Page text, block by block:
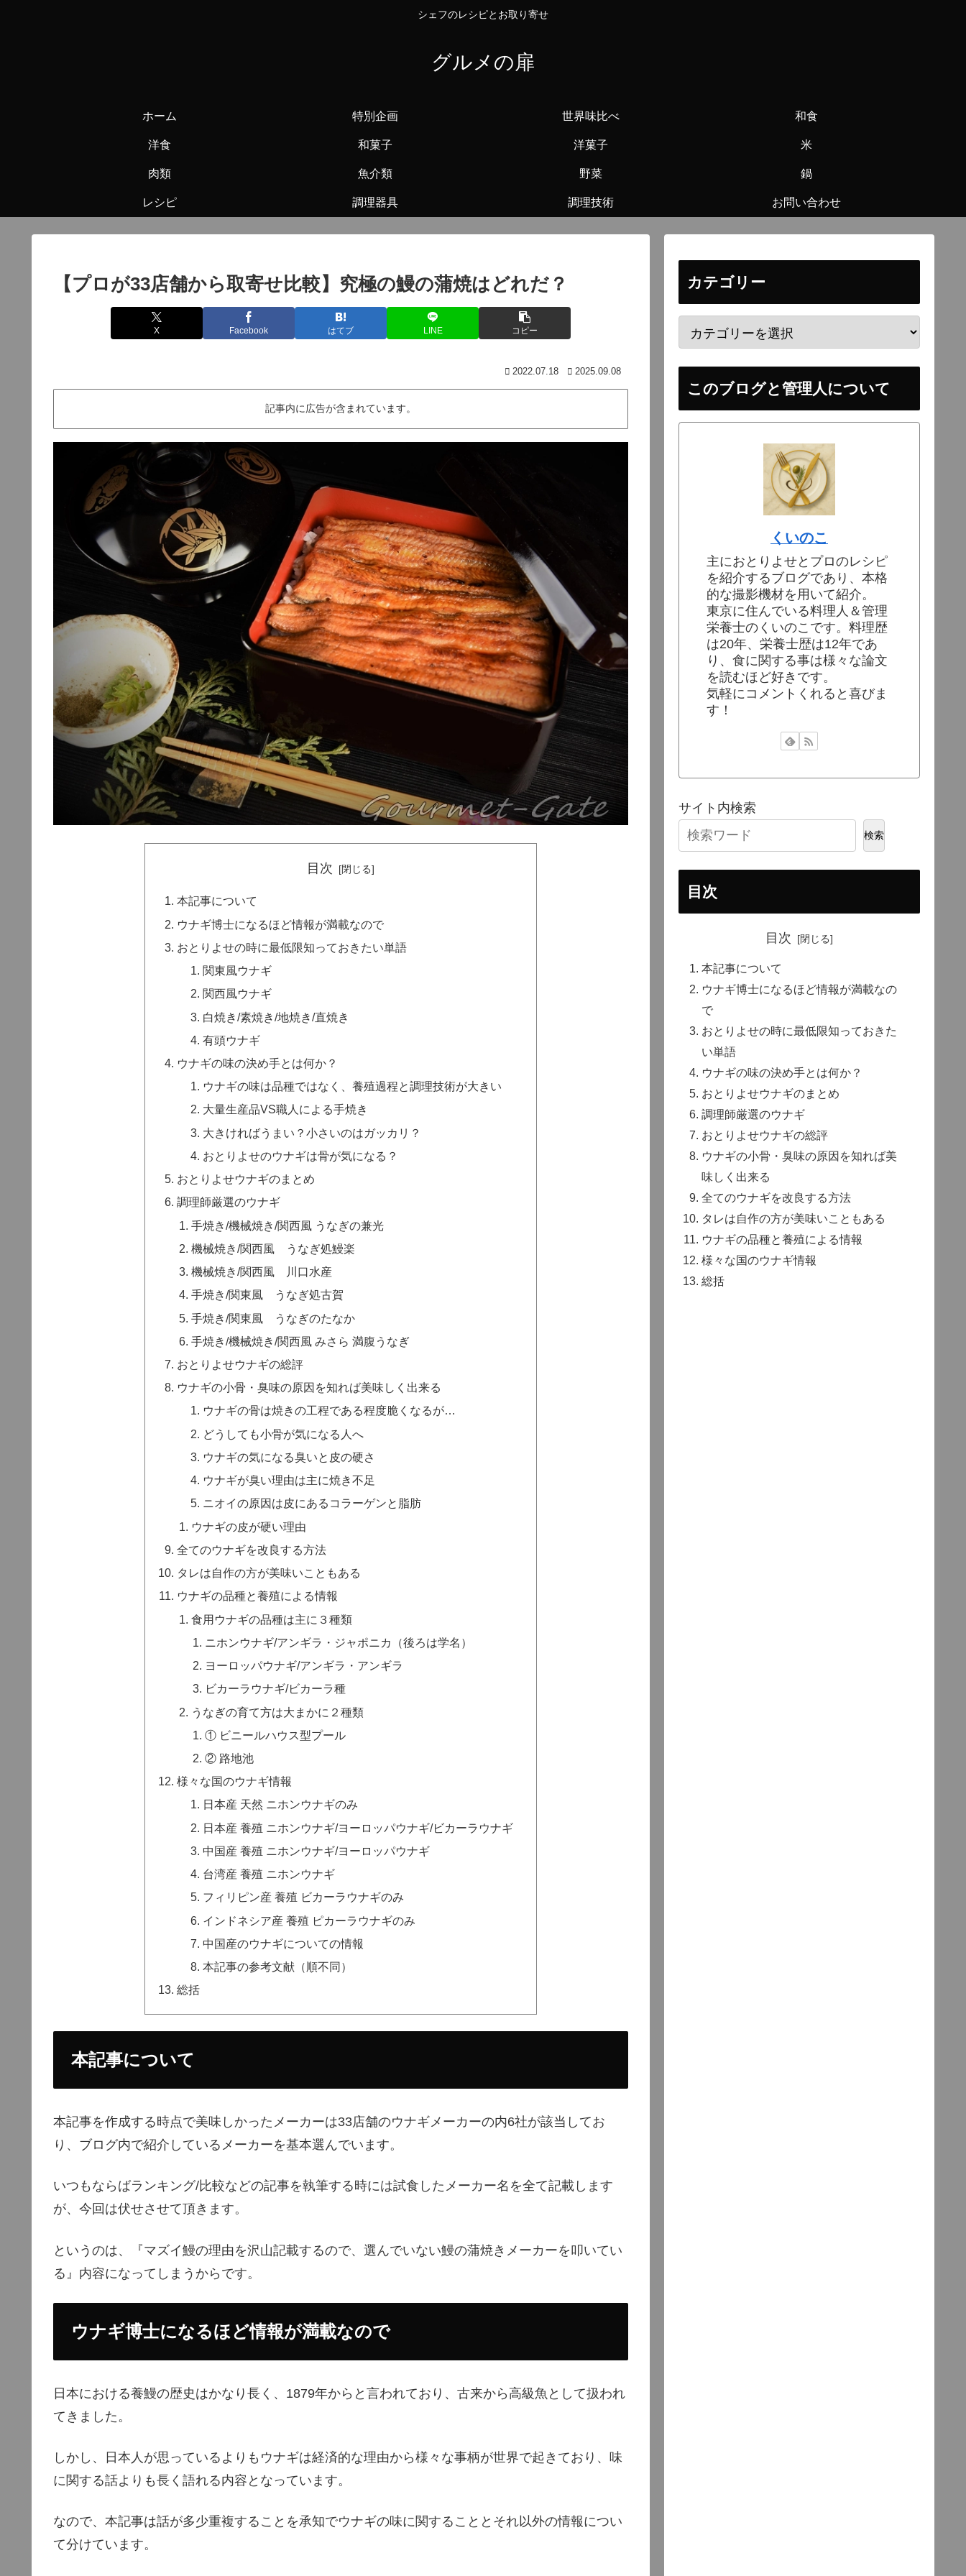
シェフのレシピとお取り寄せ
グルメの扉
ホーム 特別企画 世界味比べ 和食
洋食 和菓子 洋菓子 米
肉類 魚介類 野菜 鍋
レシピ 調理器具 調理技術 お問い合わせ
【プロが33店舗から取寄せ比較】究極の鰻の蒲焼はどれだ？
X Facebook はてブ LINE コピー
2022.07.18 2025.09.08
記事内に広告が含まれています。
目次
本記事について
ウナギ博士になるほど情報が満載なので
おとりよせの時に最低限知っておきたい単語
関東風ウナギ
関西風ウナギ
白焼き/素焼き/地焼き/直焼き
有頭ウナギ
ウナギの味の決め手とは何か？
ウナギの味は品種ではなく、養殖過程と調理技術が大きい
大量生産品VS職人による手焼き
大きければうまい？小さいのはガッカリ？
おとりよせのウナギは骨が気になる？
おとりよせウナギのまとめ
調理師厳選のウナギ
手焼き/機械焼き/関西風 うなぎの兼光
機械焼き/関西風 うなぎ処鰻楽
機械焼き/関西風 川口水産
手焼き/関東風 うなぎ処古賀
手焼き/関東風 うなぎのたなか
手焼き/機械焼き/関西風 みさら 満腹うなぎ
おとりよせウナギの総評
ウナギの小骨・臭味の原因を知れば美味しく出来る
ウナギの骨は焼きの工程である程度脆くなるが…
どうしても小骨が気になる人へ
ウナギの気になる臭いと皮の硬さ
ウナギが臭い理由は主に焼き不足
ニオイの原因は皮にあるコラーゲンと脂肪
ウナギの皮が硬い理由
全てのウナギを改良する方法
タレは自作の方が美味いこともある
ウナギの品種と養殖による情報
食用ウナギの品種は主に３種類
ニホンウナギ/アンギラ・ジャポニカ（後ろは学名）
ヨーロッパウナギ/アンギラ・アンギラ
ビカーラウナギ/ビカーラ種
うなぎの育て方は大まかに２種類
① ビニールハウス型プール
② 路地池
様々な国のウナギ情報
日本産 天然 ニホンウナギのみ
日本産 養殖 ニホンウナギ/ヨーロッパウナギ/ビカーラウナギ
中国産 養殖 ニホンウナギ/ヨーロッパウナギ
台湾産 養殖 ニホンウナギ
フィリピン産 養殖 ビカーラウナギのみ
インドネシア産 養殖 ピカーラウナギのみ
中国産のウナギについての情報
本記事の参考文献（順不同）
総括
本記事について
本記事を作成する時点で美味しかったメーカーは33店舗のウナギメーカーの内6社が該当してお
り、ブログ内で紹介しているメーカーを基本選んでいます。
いつもならばランキング/比較などの記事を執筆する時には試食したメーカー名を全て記載します
が、今回は伏せさせて頂きます。
というのは、『マズイ鰻の理由を沢山記載するので、選んでいない鰻の蒲焼きメーカーを叩いてい
る』内容になってしまうからです。
ウナギ博士になるほど情報が満載なので
日本における養鰻の歴史はかなり長く、1879年からと言われており、古来から高級魚として扱われ
てきました。
しかし、日本人が思っているよりもウナギは経済的な理由から様々な事柄が世界で起きており、味
に関する話よりも長く語れる内容となっています。
なので、本記事は話が多少重複することを承知でウナギの味に関することとそれ以外の情報につい
て分けています。
カテゴリー
このブログと管理人について
くいのこ
主におとりよせとプロのレシピ
を紹介するブログであり、本格
的な撮影機材を用いて紹介。
東京に住んでいる料理人＆管理
栄養士のくいのこです。料理歴
は20年、栄養士歴は12年であ
り、食に関する事は様々な論文
を読むほど好きです。
気軽にコメントくれると喜びま
す！
サイト内検索
検索
目次
目次
本記事について
ウナギ博士になるほど情報が満載なの
で
おとりよせの時に最低限知っておきた
い単語
ウナギの味の決め手とは何か？
おとりよせウナギのまとめ
調理師厳選のウナギ
おとりよせウナギの総評
ウナギの小骨・臭味の原因を知れば美
味しく出来る
全てのウナギを改良する方法
タレは自作の方が美味いこともある
ウナギの品種と養殖による情報
様々な国のウナギ情報
総括